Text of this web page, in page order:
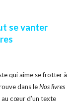
se vanter
qui aime se frotter à
dans leNos livres
au cœur d’un texte